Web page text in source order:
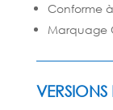
Conforme
Marquage
VERSIONS